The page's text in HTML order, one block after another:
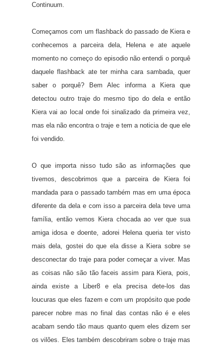
Continuum.
Começamos com um flashback do passado de Kiera e
conhecemos a parceira dela, Helena e ate aquele
momento no começo do episodio não entendi o porquê
daquele flashback ate ter minha cara sambada, quer
saber o porquê? Bem Alec informa a Kiera que
detectou outro traje do mesmo tipo do dela e então
Kiera vai ao local onde foi sinalizado da primeira vez,
mas ela não encontra o traje e tem a noticia de que ele
foi vendido.
O que importa nisso tudo são as informações que
tivemos, descobrimos que a parceira de Kiera foi
mandada para o passado também mas em uma época
diferente da dela e com isso a parceira dela teve uma
família, então vemos Kiera chocada ao ver que sua
amiga idosa e doente, adorei Helena queria ter visto
mais dela, gostei do que ela disse a Kiera sobre se
desconectar do traje para poder começar a viver. Mas
as coisas não são tão faceis assim para Kiera, pois,
ainda existe a Liber8 e ela precisa dete-los das
loucuras que eles fazem e com um propósito que pode
parecer nobre mas no final das contas não é e eles
acabam sendo tão maus quanto quem eles dizem ser
os vilões. Eles também descobriram sobre o traje mas